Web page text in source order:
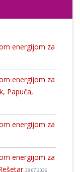
energijom za
energijom za
Papuča,
energijom za
energijom za
28.07.2026